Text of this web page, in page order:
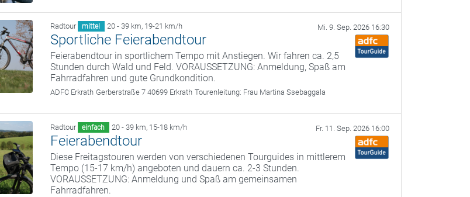
Radtour mittel 20 - 39 km, 19-21 km/h Mi. 9. Sep. 2026 16:30
Sportliche Feierabendtour
Feierabendtour in sportlichem Tempo mit Anstiegen. Wir fahren ca. 2,5
Stunden durch Wald und Feld. VORAUSSETZUNG: Anmeldung, Spaß am
Fahrradfahren und gute Grundkondition.
ADFC Erkrath Gerberstraße 7 40699 Erkrath Tourenleitung: Frau Martina Ssebaggala
Radtour einfach 20 - 39 km, 15-18 km/h Fr. 11. Sep. 2026 16:00
Feierabendtour
Diese Freitagstouren werden von verschiedenen Tourguides in mittlerem
Tempo (15-17 km/h) angeboten und dauern ca. 2-3 Stunden.
VORAUSSETZUNG: Anmeldung und Spaß am gemeinsamen
Fahrradfahren.